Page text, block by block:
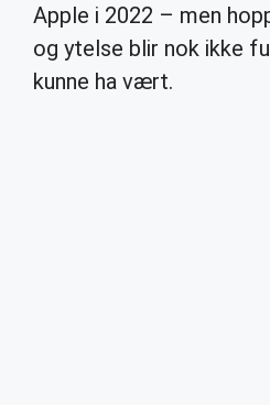
Apple i 2022 – men
og ytelse blir nok ikke
kunne ha vært.